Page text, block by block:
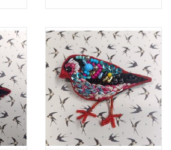
op een bewustere manier. Bewuster
ethiek.
en meer oog voor de impact van
en de arbeidsomstandigheden.
i.p.v. de gemakzuchtige, destructieve
je kleding langer. Repareer je
of laat ze herstellen.